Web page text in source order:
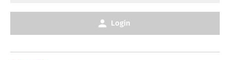
Login